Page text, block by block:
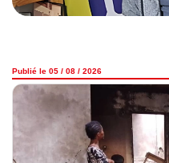
Publié le 05 / 08 / 2026